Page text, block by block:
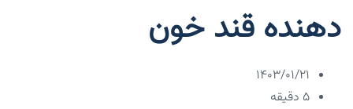
دهنده قند خون
۱۴۰۳/۰۱/۲۱
5 دقیقه